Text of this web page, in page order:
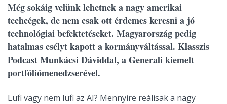
Még sokáig velünk lehetnek a nagy amerikai
techcégek, de nem csak ott érdemes keresni a jó
technológiai befektetéseket. Magyarország pedig
hatalmas esélyt kapott a kormányváltással. Klasszis
Podcast Munkácsi Dáviddal, a Generali kiemelt
portfóliómenedzserével.
Lufi vagy nem lufi az AI? Mennyire reálisak a nagy